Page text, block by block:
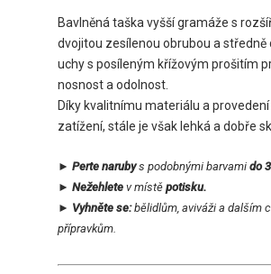
Bavlněná taška vyšší gramáže s
dvojitou zesílenou obrubou a středně
uchy s posíleným křížovým prošitím
nosnost a odolnost.
Díky kvalitnímu materiálu a provedení
zatížení, stále je však lehká a dobře
► Perte narubys podobnými barvami do
► Nežehlete v místě potisku.
► Vyhněte se:bělidlům, aviváži a dalším
přípravkům.